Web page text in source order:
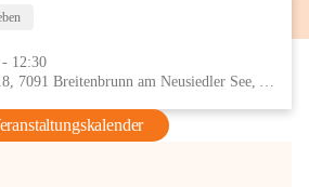
12:30
Eisenstädter Straße 18, 7091 Breitenbrunn am Neusiedler See, AUT